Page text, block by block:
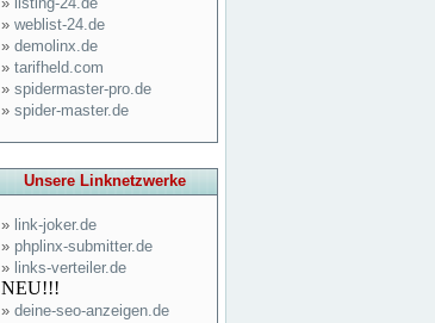
» weblist-24.de
» demolinx.de
» tarifheld.com
» spidermaster-pro.de
» spider-master.de
Unsere Linknetzwerke
» link-joker.de
» phplinx-submitter.de
» links-verteiler.de
NEU!!!
» deine-seo-anzeigen.de